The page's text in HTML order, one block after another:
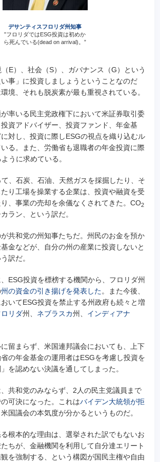
デサンティスフロリダ州知事
”フロリダではESG投資は初めか
ら死んでいる(dead on arrival)。”
E）、社会（S）、ガバナンス（G）という
事」に投資しましょうということなのだ
境、それも脱炭素が最も重視されている。
率いる民主党政権下において米証券取引委
資アドバイザー、投資ファンド、年金基
対し、投資に際しESGの視点を織り込むル
る。また、労働省も退職者の年金投資に際
うに求めている。
、石炭、石油、天然ガスを採掘したり、そ
り工場を操業する企業は、投資や融資を受
、事業の売却を余儀なくされてきた。CO2
ラン、という訳だ。
共和党の州知事たちだ。州民のお金を預か
金などが、自分の州の産業に投資しないと
訳だ。
ESG投資を標榜する機関から、フロリダ州
州の資金の引き揚げを発表した。また今後、
いてESG投資を禁止する州政府も続々と増
ロリダ州、 ネブラスカ州、 インディアナ
留まらず、米国連邦議会においても、上下
の年金基金の運用者はESGを考慮し投資を
を認めない決議を通してしまった。
共和党のみならず、2人の民主党議員まで
可決になった。これはバイデン大統領が拒
国議会の本気度が分かるというものだ。
根本的な理由は、選挙された訳でもないお
ちが、金融機関を利用して自分達エリート
を強制する、という構図が国民主権や自由